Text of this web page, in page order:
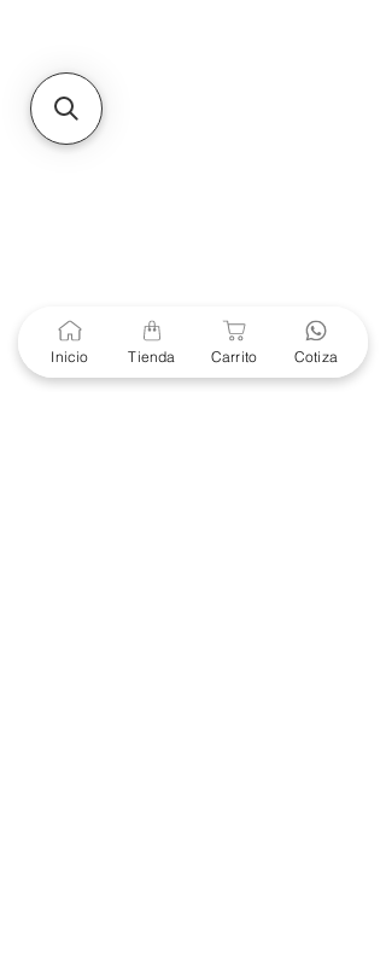
299Centro Cívico y Comercial
21000, Mexicali, B.C.
HMO
Soporte Garantías
Contacto solo por Whatsapp
+52 686 216 2330
Inicio Tienda Carrito Cotiza